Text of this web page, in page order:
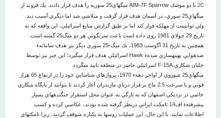
2C
با دو موشك AIM-7F Sparrow ميگهاي25 سوريه را هدف قرار دادند. يك فروند از
ميگهاي25 سوري، در آسمان هدف قرار گرفت و متلاشي شد اما ديگري آسيب ديد
ولي توانست از مهلكه فرار كند اما بر طبق گزارش منابع اسرائيلي‌، اين واقعه كه به
تاريخ 29 جولاي 1981 روي داده است باعث سرنگوني هر دو ميگ25 گشته است.
همچنين به تاريخ 31 آگوست 1983، يك ميگ-25 سوري ديگر نيز هدف سامانهء
ضدهوايي بهينه‏سازي شدهء Hawk اسرائيلي هدف قرار مي‏گيرد؛ اين خبر نيز توسط
خلبان شكاري F-15A اسرائيلي حاضر در منطقه تاييد مي‏گردد.
ميگهاي25 شوروي از اواخر دههء 1970، پروازهاي شناسايي خود را در ارتفاع 65 هزار
فوتي و با سرعت 2.5 ماخ بر فراز درياي مازندران آ‎غاز كردند تا بتوانند از پايگاه شكاري
خاتمي در نزديكي اصفهان كه به تازگي به عنوان محل استقرار جنگنده‏هاي بسيار
پيشرفتهء اف14 تامكت ايراني درنظر گرفته شده بودند، عكاسي كرده و كسب
اطلاعات نمايند. با اين حال، اين عمليات روسها به يكباره متوقف گرديد، زيرا تامكتهاي